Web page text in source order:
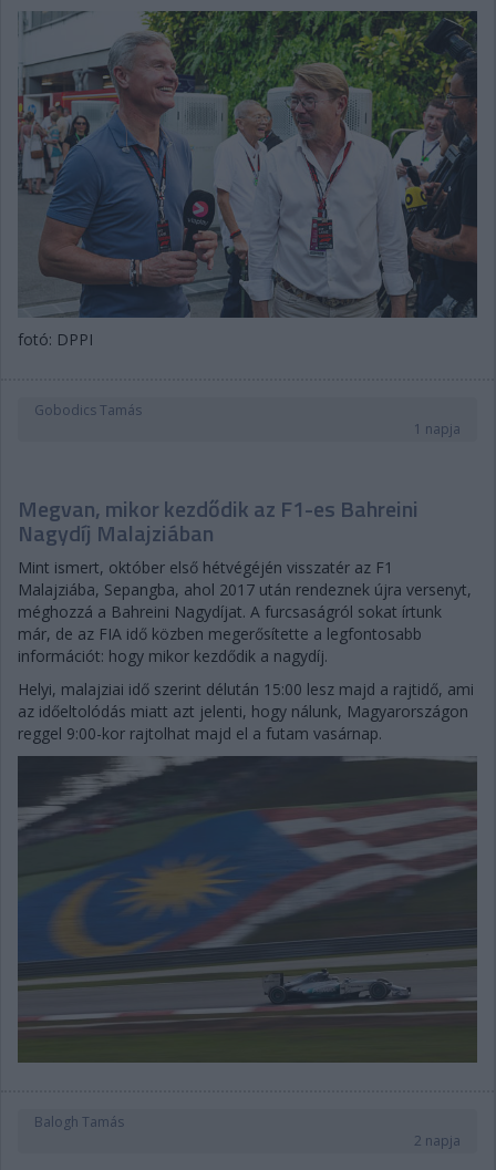
fotó: DPPI
Gobodics Tamás
1 napja
Megvan, mikor kezdődik az F1-es Bahreini
Nagydíj Malajziában
Mint ismert, október első hétvégéjén visszatér az F1
Malajziába, Sepangba, ahol 2017 után rendeznek újra versenyt,
méghozzá a Bahreini Nagydíjat. A furcsaságról sokat írtunk
már, de az FIA idő közben megerősítette a legfontosabb
információt: hogy mikor kezdődik a nagydíj.
Helyi, malajziai idő szerint délután 15:00 lesz majd a rajtidő, ami
az időeltolódás miatt azt jelenti, hogy nálunk, Magyarországon
reggel 9:00-kor rajtolhat majd el a futam vasárnap.
Balogh Tamás
2 napja